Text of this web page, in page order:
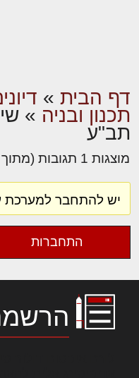
דף הבית »
תכנון ובניה »
תב"ע
מוצגות 1 תגובות (מתוך 1 סה״כ)
יש להתחבר למערכת
התחברות